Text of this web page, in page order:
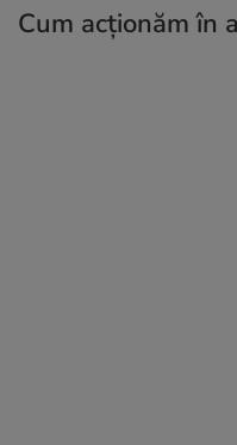
Cum acționăm în